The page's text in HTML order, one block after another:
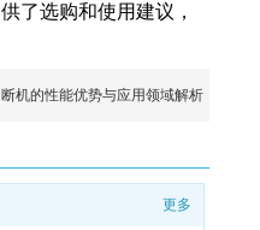
了选购和使用建议，
机的性能优势与应用领域解析
更多